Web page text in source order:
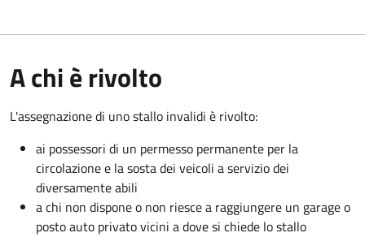
A chi è rivolto
L'assegnazione di uno stallo invalidi è rivolto:
ai possessori di un permesso permanente per la
circolazione e la sosta dei veicoli a servizio dei
diversamente abili
a chi non dispone o non riesce a raggiungere un garage o
posto auto privato vicini a dove si chiede lo stallo